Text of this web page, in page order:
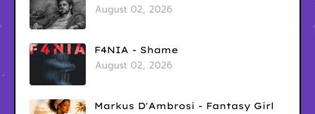
August 02, 2026
F4NIA - Shame
August 02, 2026
Markus D'Ambrosi - Fantasy Girl